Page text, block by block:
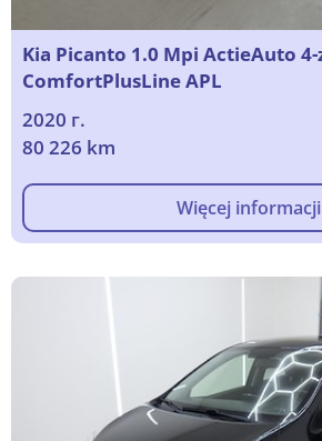
Kia Picanto 1.0 Mpi ActieAuto 4-
ComfortPlusLine APL
2020 г.
80 226 km
Więcej informacji